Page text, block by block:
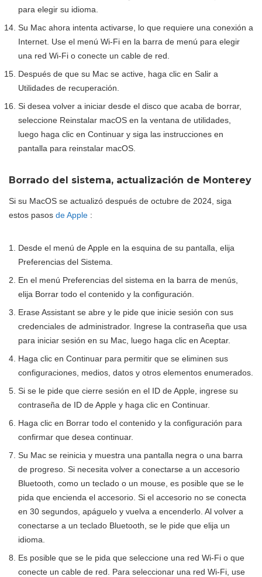
para elegir su idioma.
Su Mac ahora intenta activarse, lo que requiere una conexión a
Internet. Use el menú Wi-Fi en la barra de menú para elegir
una red Wi-Fi o conecte un cable de red.
Después de que su Mac se active, haga clic en Salir a
Utilidades de recuperación.
Si desea volver a iniciar desde el disco que acaba de borrar,
seleccione Reinstalar macOS en la ventana de utilidades,
luego haga clic en Continuar y siga las instrucciones en
pantalla para reinstalar macOS.
Borrado del sistema, actualización de Monterey
Si su MacOS se actualizó después de octubre de 2024, siga
estos pasos de Apple :
Desde el menú de Apple en la esquina de su pantalla, elija
Preferencias del Sistema.
En el menú Preferencias del sistema en la barra de menús,
elija Borrar todo el contenido y la configuración.
Erase Assistant se abre y le pide que inicie sesión con sus
credenciales de administrador. Ingrese la contraseña que usa
para iniciar sesión en su Mac, luego haga clic en Aceptar.
Haga clic en Continuar para permitir que se eliminen sus
configuraciones, medios, datos y otros elementos enumerados.
Si se le pide que cierre sesión en el ID de Apple, ingrese su
contraseña de ID de Apple y haga clic en Continuar.
Haga clic en Borrar todo el contenido y la configuración para
confirmar que desea continuar.
Su Mac se reinicia y muestra una pantalla negra o una barra
de progreso. Si necesita volver a conectarse a un accesorio
Bluetooth, como un teclado o un mouse, es posible que se le
pida que encienda el accesorio. Si el accesorio no se conecta
en 30 segundos, apáguelo y vuelva a encenderlo. Al volver a
conectarse a un teclado Bluetooth, se le pide que elija un
idioma.
Es posible que se le pida que seleccione una red Wi-Fi o que
conecte un cable de red. Para seleccionar una red Wi-Fi, use